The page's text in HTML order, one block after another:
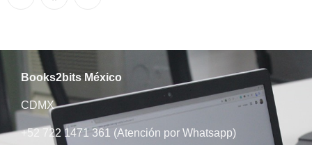
Books2bits México
CDMX
+52 722 1471 361 (Atención por Whatsapp)